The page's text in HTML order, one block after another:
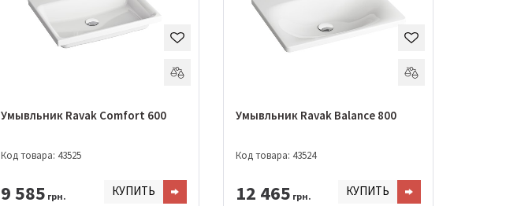
Умывльник Ravak Comfort 600
Код товара: 43525
9 585 грн. КУПИТЬ
Умывльник Ravak Balance 800
Код товара: 43524
12 465 грн. КУПИТЬ